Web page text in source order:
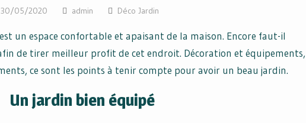
30/05/2020 admin Déco Jardin
un espace confortable et apaisant de la maison. Encore faut-il
de tirer meilleur profit de cet endroit. Décoration et équipements,
ce sont les points à tenir compte pour avoir un beau jardin.
Un jardin bien équipé